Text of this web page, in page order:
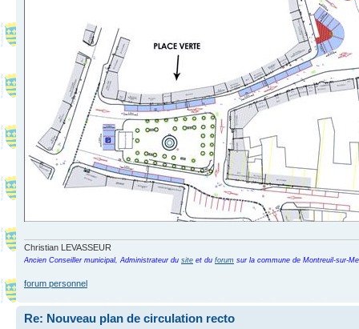
Christian LEVASSEUR
Ancien Conseiller municipal, Administrateur du site et du forum sur la commune de Montreuil-sur-
forum personnel
Re: Nouveau plan de circulation recto